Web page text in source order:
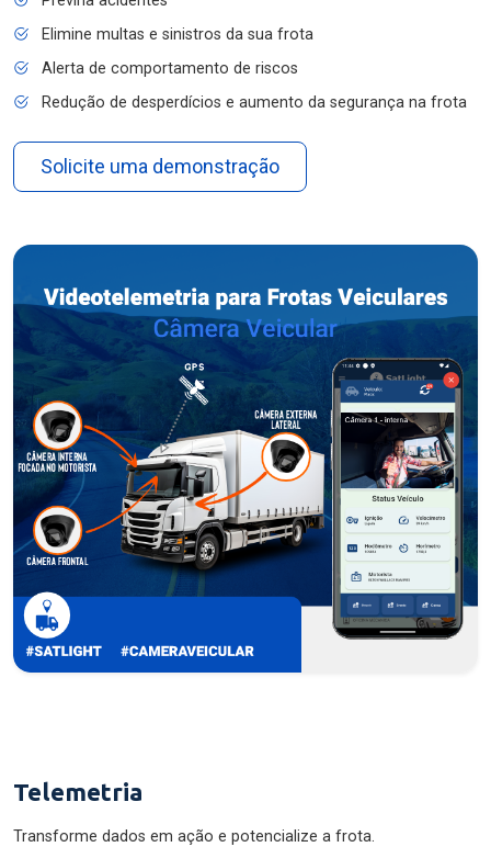
Elimine multas e sinistros da sua frota
Alerta de comportamento de riscos
Redução de desperdícios e aumento da segurança na frota
Solicite uma demonstração
Telemetria
Transforme dados em ação e potencialize a frota.